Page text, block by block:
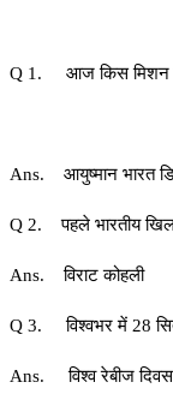
Q 1. आज किस मिशन को
Ans. आयुष्मान भारत
Q 2. पहले भारतीय
Ans. विराट कोहली
Q 3. विश्वभर में 28
Ans. विश्व रेबीज दिवस